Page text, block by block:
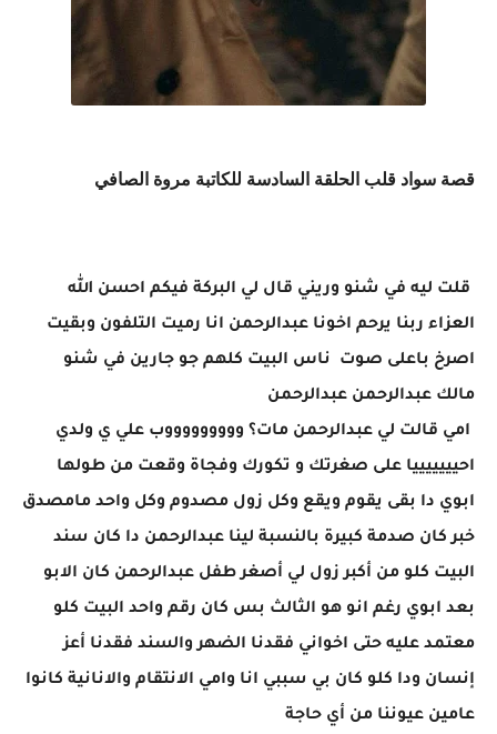
قصة سواد قلب الحلقة السادسة للكاتبة مروة الصافي
قلت ليه في شنو وريني قال لي البركة فيكم احسن الله
العزاء ربنا يرحم اخونا عبدالرحمن انا رميت التلفون وبقيت
اصرخ باعلى صوت ناس البيت كلهم جو جارين في شنو
مالك عبدالرحمن عبدالرحمن
امي قالت لي عبدالرحمن مات؟ وووووووووب علي ي ولدي
احيييييييا على صغرتك و تكورك وفجاة وقعت من طولها
ابوي دا بقى يقوم ويقع وكل زول مصدوم وكل واحد مامصدق
خبر كان صدمة كبيرة بالنسبة لينا عبدالرحمن دا كان سند
البيت كلو من أكبر زول لي أصغر طفل عبدالرحمن كان الابو
بعد ابوي رغم انو هو الثالث بس كان رقم واحد البيت كلو
معتمد عليه حتى اخواني فقدنا الضهر والسند فقدنا أعز
إنسان ودا كلو كان بي سببي انا وامي الانتقام والانانية كانوا
عامين عيوننا من أي حاجة